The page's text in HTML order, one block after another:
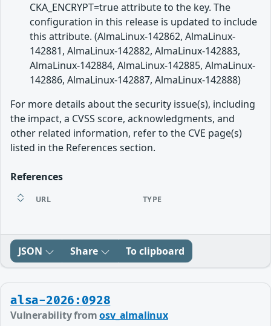
CKA_ENCRYPT=true attribute to the key. The
configuration in this release is updated to include
this attribute. (AlmaLinux-142862, AlmaLinux-
142881, AlmaLinux-142882, AlmaLinux-142883,
AlmaLinux-142884, AlmaLinux-142885, AlmaLinux-
142886, AlmaLinux-142887, AlmaLinux-142888)
For more details about the security issue(s), including
the impact, a CVSS score, acknowledgments, and
other related information, refer to the CVE page(s)
listed in the References section.
References
URL TYPE
JSON Share To clipboard
alsa-2026:0928
Vulnerability fromosv_almalinux